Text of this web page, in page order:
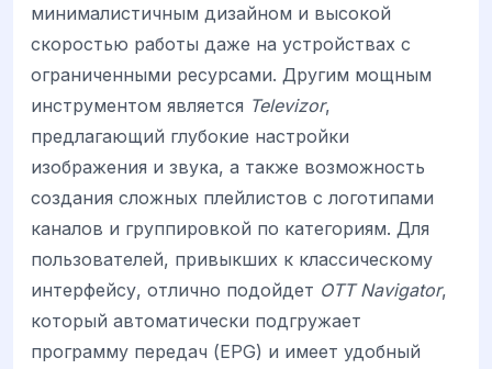
минималистичным дизайном и высокой
скоростью работы даже на устройствах с
ограниченными ресурсами. Другим мощным
инструментом является Televizor,
предлагающий глубокие настройки
изображения и звука, а также возможность
создания сложных плейлистов с логотипами
каналов и группировкой по категориям. Для
пользователей, привыкших к классическому
интерфейсу, отлично подойдет OTT Navigator,
который автоматически подгружает
программу передач (EPG) и имеет удобный